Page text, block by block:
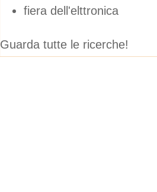
fiera dell'elttronica
Guarda tutte le ricerche!